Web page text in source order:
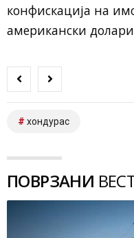
конфискација на
американски
хондурас
ПОВРЗАНИ